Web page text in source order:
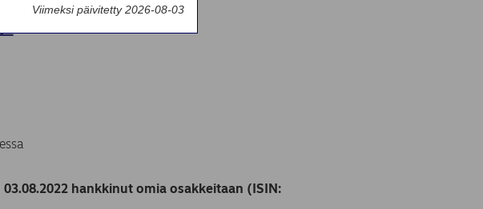
hankkinut omia osakkeitaan (ISIN:
Viimeksi päivitetty 2026-08-03